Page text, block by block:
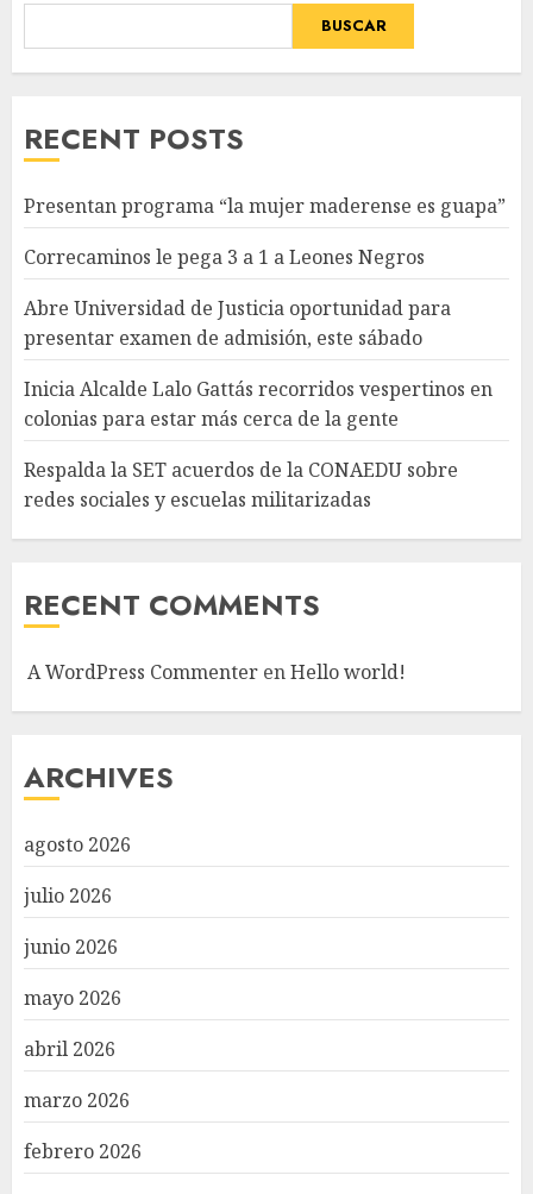
BUSCAR
RECENT POSTS
Presentan programa “la mujer maderense es guapa”
Correcaminos le pega 3 a 1 a Leones Negros
Abre Universidad de Justicia oportunidad para
presentar examen de admisión, este sábado
Inicia Alcalde Lalo Gattás recorridos vespertinos en
colonias para estar más cerca de la gente
Respalda la SET acuerdos de la CONAEDU sobre
redes sociales y escuelas militarizadas
RECENT COMMENTS
A WordPress Commenter enHello world!
ARCHIVES
agosto 2026
julio 2026
junio 2026
mayo 2026
abril 2026
marzo 2026
febrero 2026